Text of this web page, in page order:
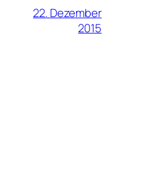
22. Dezember
2015